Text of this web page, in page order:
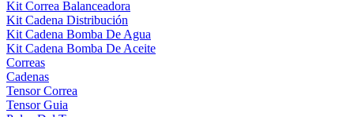
Kit Correa Balanceadora
Kit Cadena Distribución
Kit Cadena Bomba De Agua
Kit Cadena Bomba De Aceite
Correas
Cadenas
Tensor Correa
Tensor Guia